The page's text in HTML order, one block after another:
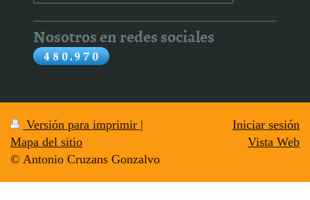
Nosotros en redes sociales
Versión para imprimir |
Mapa del sitio
© Antonio Cruzans Gonzalvo
Iniciar sesión
Vista Web